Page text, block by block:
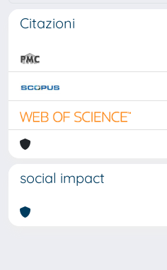
Citazioni
social impact